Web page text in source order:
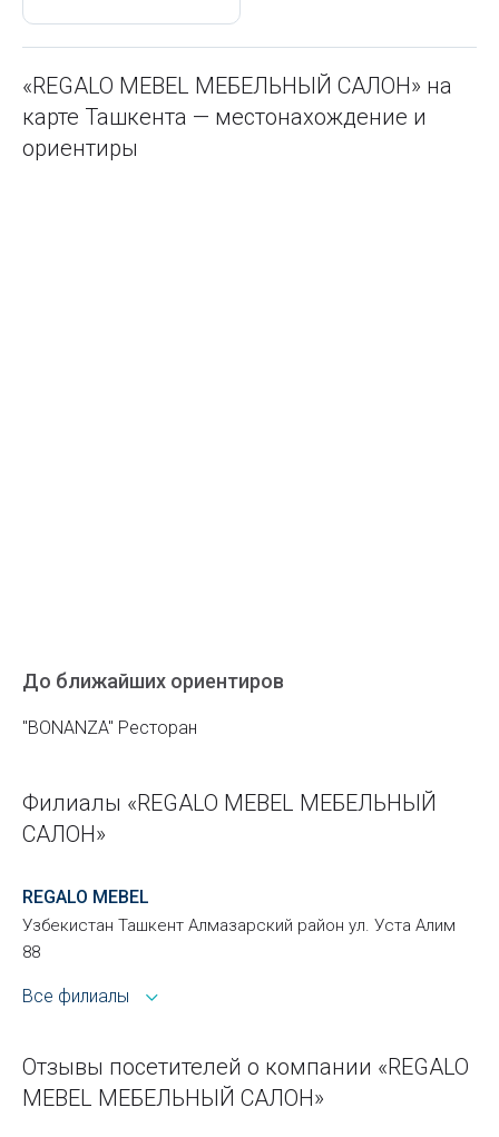
«REGALO MEBEL МЕБЕЛЬНЫЙ САЛОН» на
карте Ташкента — местонахождение и
ориентиры
До ближайших ориентиров
"BONANZA" Ресторан
Филиалы «REGALO MEBEL МЕБЕЛЬНЫЙ
САЛОН»
REGALO MEBEL
Узбекистан Ташкент Алмазарский район ул. Уста Алим
88
Все филиалы
Отзывы посетителей о компании «REGALO
MEBEL МЕБЕЛЬНЫЙ САЛОН»